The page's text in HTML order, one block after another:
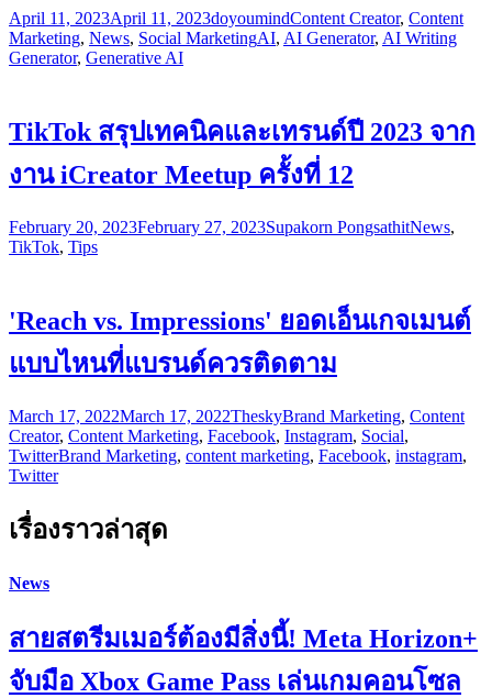
April 11, 2023April 11, 2023doyoumindContent Creator, Content
Marketing, News, Social MarketingAI, AI Generator, AI Writing
Generator, Generative AI
TikTok สรุปเทคนิคและเทรนด์ปี 2023 จาก
งาน iCreator Meetup ครั้งที่ 12
February 20, 2023February 27, 2023Supakorn PongsathitNews,
TikTok, Tips
'Reach vs. Impressions' ยอดเอ็นเกจเมนต์
แบบไหนที่แบรนด์ควรติดตาม
March 17, 2022March 17, 2022TheskyBrand Marketing, Content
Creator, Content Marketing, Facebook, Instagram, Social,
TwitterBrand Marketing, content marketing, Facebook, instagram,
Twitter
เรื่องราวล่าสุด
News
สายสตรีมเมอร์ต้องมีสิ่งนี้! Meta Horizon+
จับมือ Xbox Game Pass เล่นเกมคอนโซล